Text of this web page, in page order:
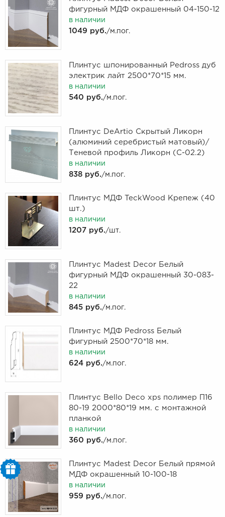
фигурный МДФ окрашенный 04-150-12
в наличии
1049 руб./м.пог.
Плинтус шпонированный Pedross дуб
электрик лайт 2500*70*15 мм.
в наличии
540 руб./м.пог.
Плинтус DeArtio Скрытый Ликорн
(алюминий серебристый матовый)/
Теневой профиль Ликорн (С-02.2)
в наличии
838 руб./м.пог.
Плинтус МДФ TeckWood Крепеж (40
шт.)
в наличии
1207 руб./шт.
Плинтус Madest Decor Белый
фигурный МДФ окрашенный 30-083-
22
в наличии
845 руб./м.пог.
Плинтус МДФ Pedross Белый
фигурный 2500*70*18 мм.
в наличии
624 руб./м.пог.
Плинтус Bello Deco xps полимер П16
80-19 2000*80*19 мм. с монтажной
планкой
в наличии
360 руб./м.пог.
Плинтус Madest Decor Белый прямой
МДФ окрашенный 10-100-18
в наличии
959 руб./м.пог.